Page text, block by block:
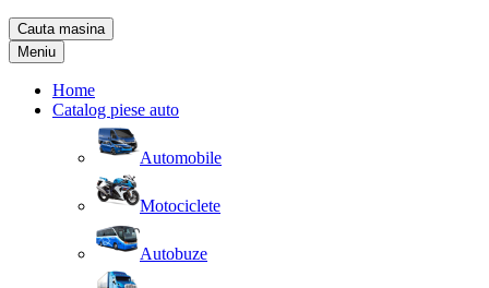
Cauta masina
Meniu
Home
Catalog piese auto
Automobile
Motociclete
Autobuze